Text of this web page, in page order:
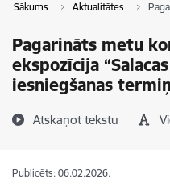
Sākums Aktualitātes
Pagarināts metu
ekspozīcija
iesniegšanas
Atskaņot tekstu
Publicēts: 06.02.2026.